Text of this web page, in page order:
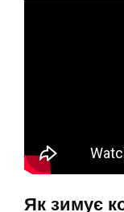
Як зимує